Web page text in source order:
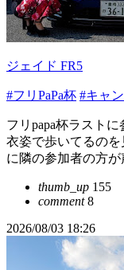
ジェイド FR5
#フリPaPa杯 #キャ
フリpapa杯ラスト
衣姿で歩いてるの
に隣の参加者の方
thumb_up 155
comment8
2026/08/03 18:26